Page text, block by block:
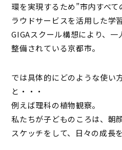
環を実現するため”市内すべ
ラウドサービスを活用した学
GIGAスクール構想により、
整備されている京都市。
では具体的にどのような使い
と・・・
例えば理科の植物観察。
私たちが子どものころは、朝
スケッチをして、日々の成長